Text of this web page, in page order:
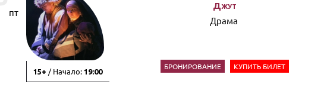
пт
15+ / Начало: 19:00
Джут
Драма
БРОНИРОВАНИЕ КУПИТЬ БИЛЕТ